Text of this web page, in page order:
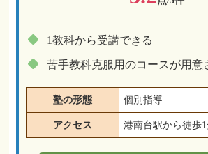
1教科から受講できる
苦手教科克服用のコースが用意
塾の形態 個別指導
アクセス 港南台駅から徒歩